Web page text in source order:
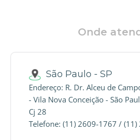
Onde
São Paulo - SP
Endereço: R. Dr. Alceu de
- Vila Nova Conceição - São
Cj 28
Telefone: (11) 2609-1767 /